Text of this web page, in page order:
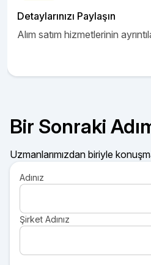
Detaylarınızı Paylaşın
Alım satım hizmetlerinin
Bir Sonraki
Uzmanlarımızdan biriyle
Adınız
Şirket Adınız